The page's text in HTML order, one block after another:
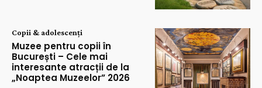
Copii & adolescenți
Muzee pentru copii în
București – Cele mai
interesante atracții de la
„Noaptea Muzeelor” 2026